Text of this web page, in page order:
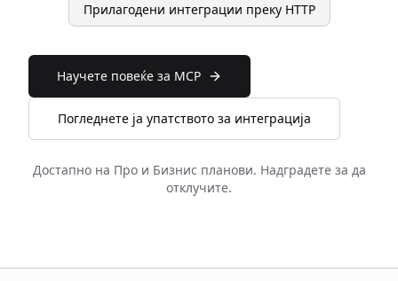
Прилагодени интеграции преку HTTP
Научете повеќе за MCP
Погледнете ја упатството за интеграција
Достапно на Про и Бизнис планови. Надградете за да
отклучите.